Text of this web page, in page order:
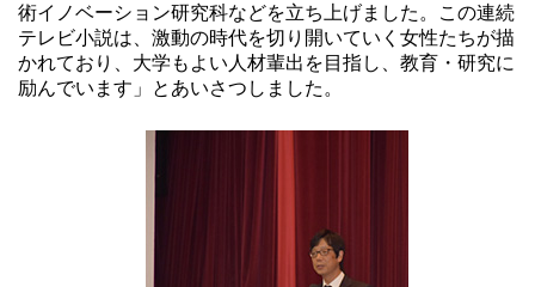
術イノベーション研究科などを立ち上げました。この連続
テレビ小説は、激動の時代を切り開いていく女性たちが描
かれており、大学もよい人材輩出を目指し、教育・研究に
励んでいます」とあいさつしました。